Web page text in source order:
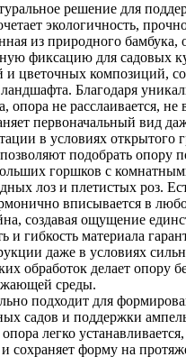
решение для
экологичность,
из природного бамбука,
фиксацию для садовых
и цветочных композиций,
Благодаря
опора не расслаивается, не
первоначальный вид
в условиях открытого
подобрать опору
горшков с
лоз и плетистых роз.
вписывается в
создавая ощущение
и гибкость материала
даже в условиях
обработок делает опору
среды.
подходит для
садов и поддержки
легко
сохраняет форму на